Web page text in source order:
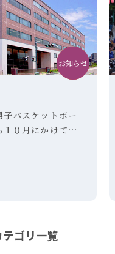
中学
クラブ活動
お知らせ
バスケットボー
０月にかけて部
テゴリ一覧